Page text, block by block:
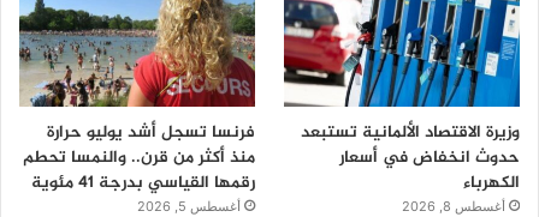
وزيرة الاقتصاد الألمانية تستبعد
حدوث انخفاض في أسعار
الكهرباء
أغسطس 8, 2026
فرنسا تسجل أشد يوليو حرارة
منذ أكثر من قرن.. والنمسا تحطم
رقمها القياسي بدرجة 41 مئوية
أغسطس 5, 2026